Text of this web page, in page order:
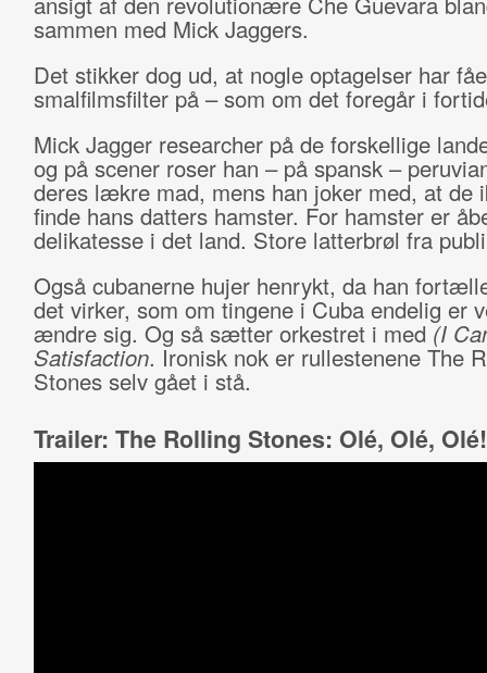
sammen med Mick Jaggers.
Det stikker dog ud, at nogle optagelser har
smalfilmsfilter på – som om det foregår i
Mick Jagger researcher på de forskellige
og på scener roser han – på spansk –
deres lækre mad, mens han joker med, at de
finde hans datters hamster. For hamster er
delikatesse i det land. Store latterbrøl fra
Også cubanerne hujer henrykt, da han
det virker, som om tingene i Cuba endelig er
ændre sig. Og så sætter orkestret i med(I
Satisfaction. Ironisk nok er rullestenene The
Stones selv gået i stå.
Trailer: The Rolling Stones: Olé, Olé, Olé!